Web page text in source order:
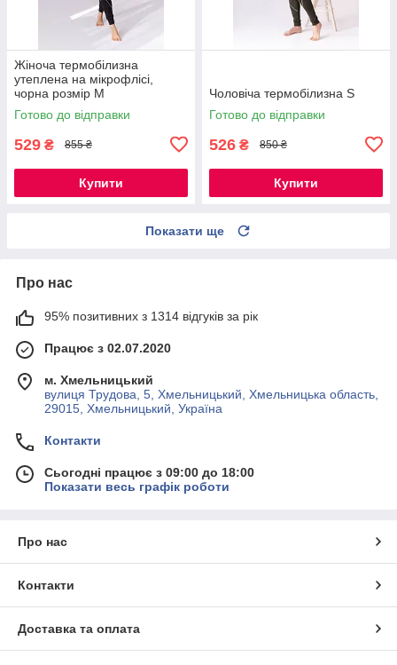
Жіноча термобілизна
утеплена на мікрофлісі,
чорна розмір M
Готово до відправки
529 ₴ 855 ₴
Купити
Чоловіча термобілизна S
Готово до відправки
526 ₴ 850 ₴
Купити
Показати ще
Про нас
95% позитивних з 1314 відгуків за рік
Працює з 02.07.2020
м. Хмельницький
вулиця Трудова, 5, Хмельницький, Хмельницька область,
29015, Хмельницький, Україна
Контакти
Сьогодні працює з 09:00 до 18:00
Показати весь графік роботи
Про нас
Контакти
Доставка та оплата